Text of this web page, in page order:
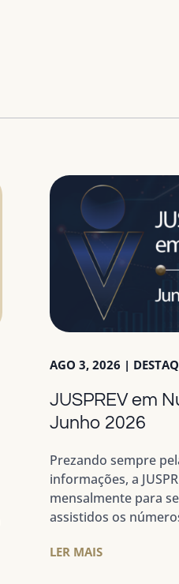
JUSPREV em
Junho 2026
AGO 3, 2026 |
Prezando sempre
informações, a
mensalmente para
assistidos os
LER MAIS